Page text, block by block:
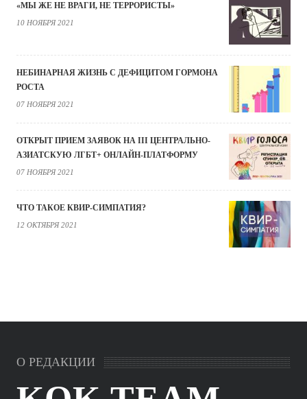
«МЫ ЖЕ НЕ ВРАГИ, НЕ ТЕРРОРИСТЫ»
10 НОЯБРЯ 2021
НЕБИНАРНАЯ ЖИЗНЬ С ДЕФИЦИТОМ ГОРМОНА
РОСТА
07 НОЯБРЯ 2021
ОТКРЫТ ПРИЕМ ЗАЯВОК НА III ЦЕНТРАЛЬНО-
АЗИАТСКУЮ ЛГБТ+ ОНЛАЙН-ПЛАТФОРМУ
07 НОЯБРЯ 2021
ЧТО ТАКОЕ КВИР-СИМПАТИЯ?
12 ОКТЯБРЯ 2021
О РЕДАКЦИИ